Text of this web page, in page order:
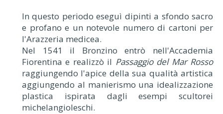
In questo periodo eseguì dipinti a sfondo sacro
e profano e un notevole numero di cartoni per
l'Arazzeria medicea.
Nel 1541 il Bronzino entrò nell'Accademia
Fiorentina e realizzò il Passaggio del Mar Rosso
raggiungendo l'apice della sua qualità artistica
aggiungendo al manierismo una idealizzazione
plastica ispirata dagli esempi scultorei
michelangioleschi.